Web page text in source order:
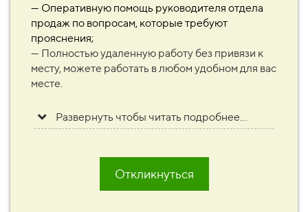
— Оперативную помощь руководителя отдела
продаж по вопросам, которые требуют
прояснения;
— Полностью удаленную работу без привязи к
месту, можете работать в любом удобном для вас
месте.
Развернуть чтобы читать подробнее...
Откликнуться